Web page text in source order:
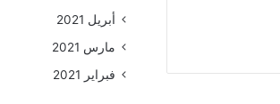
أبريل 2021
مارس 2021
فبراير 2021